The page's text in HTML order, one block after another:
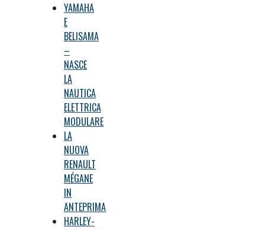
YAMAHA
E
BELISAMA
–
NASCE
LA
NAUTICA
ELETTRICA
MODULARE
LA
NUOVA
RENAULT
MÉGANE
IN
ANTEPRIMA
HARLEY-